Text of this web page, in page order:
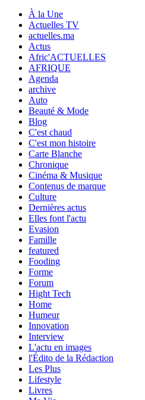
À la Une
Actuelles TV
actuelles.ma
Actus
Afric'ACTUELLES
AFRIQUE
Agenda
archive
Auto
Beauté & Mode
Blog
C'est chaud
C'est mon histoire
Carte Blanche
Chronique
Cinéma & Musique
Contenus de marque
Culture
Dernières actus
Elles font l'actu
Evasion
Famille
featured
Fooding
Forme
Forum
Hight Tech
Home
Humeur
Innovation
Interview
L'actu en images
l'Édito de la Rédaction
Les Plus
Lifestyle
Livres